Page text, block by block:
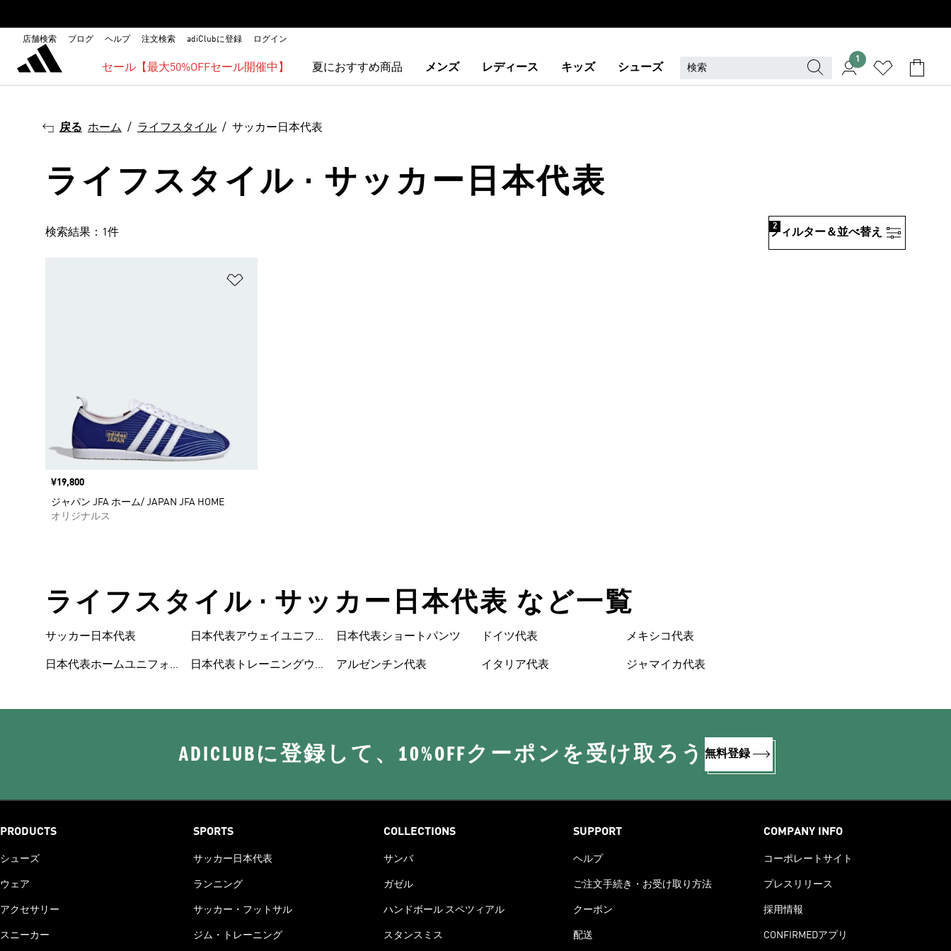
店舗検索 ブログ ヘルプ 注文検索 adiClubに登録 ログイン
セール【最大50%OFFセール開催中】 夏におすすめ商品 メンズ レディース キッズ シューズ
1
戻る ホーム ライフスタイル サッカー日本代表
ライフスタイル · サッカー日本代表
検索結果：1件 フィルター＆並べ替え
2
価格
¥19,800
ジャパン JFA ホーム/ JAPAN JFA HOME
オリジナルス
ライフスタイル • サッカー日本代表 など一覧
サッカー日本代表
日本代表ホームユニフォ
ーム
日本代表アウェイユニフ
日本代表トレーニングウ
ェア
日本代表ショートパンツ
アルゼンチン代表
ドイツ代表
イタリア代表
メキシコ代表
ジャマイカ代表
ADICLUBに登録して、10%OFFクーポンを受け取ろう 無料登録
PRODUCTS
シューズ
ウェア
アクセサリー
スニーカー
SPORTS
サッカー日本代表
ランニング
サッカー・フットサル
ジム・トレーニング
COLLECTIONS
サンバ
ガゼル
ハンドボール スペツィアル
スタンスミス
SUPPORT
ヘルプ
ご注文手続き・お受け取り方法
クーポン
配送
COMPANY INFO
コーポレートサイト
プレスリリース
採用情報
CONFIRMEDアプリ